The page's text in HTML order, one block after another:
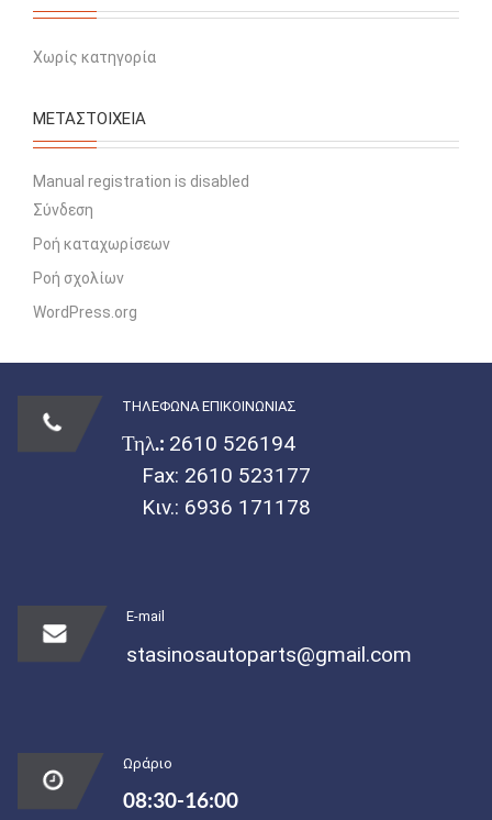
Χωρίς κατηγορία
ΜΕΤΑΣΤΟΙΧΕΊΑ
Manual registration is disabled
Σύνδεση
Ροή καταχωρίσεων
Ροή σχολίων
WordPress.org
ΤΗΛΕΦΩΝΑ ΕΠΙΚΟΙΝΩΝΙΑΣ
Τηλ.: 2610 526194
Fax: 2610 523177
Κιν.: 6936 171178
E-mail
stasinosautoparts@gmail.com
Ωράριο
08:30-16:00